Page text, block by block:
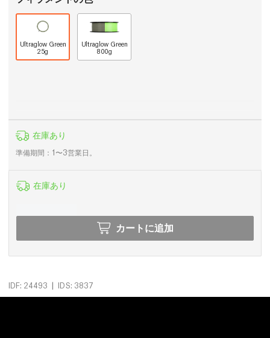
Ultraglow Green
25g
Ultraglow Green
800g
在庫あり
準備期間：1〜3営業日。
在庫あり
カートに追加
IDF: 24493 | IDS: 3837